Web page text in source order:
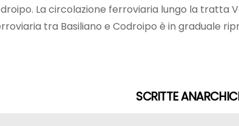
La circolazione ferroviaria lungo la tratta
tra Basiliano e Codroipo è in graduale
SCRITTE